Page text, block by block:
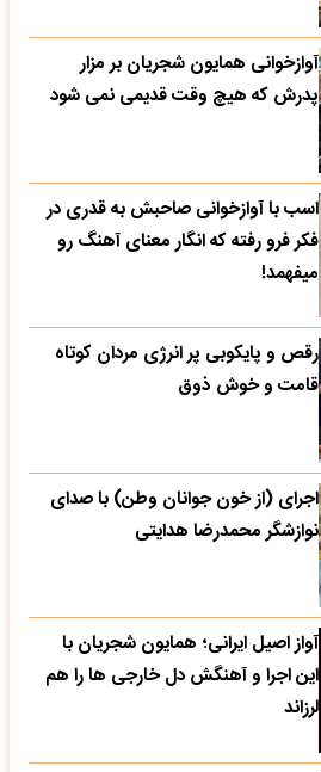
آوازخوانی همایون شجریان بر مزار
پدرش که هیچ وقت قدیمی نمی شود
اسب با آوازخوانی صاحبش به قدری در
فکر فرو رفته که انگار معنای آهنگ رو
میفهمد!
رقص و پایکوبی پر انرژی مردان کوتاه
قامت و خوش ذوق
اجرای (از خون جوانان وطن) با صدای
نوازشگر محمدرضا هدایتی
آواز اصیل ایرانی؛ همایون شجریان با
این اجرا و آهنگش دل خارجی ها را هم
لرزاند